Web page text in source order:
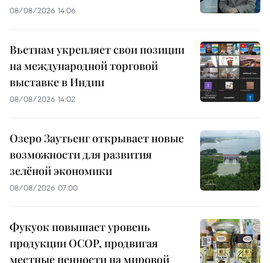
08/08/2026 14:06
Вьетнам укрепляет свои позиции
на международной торговой
выставке в Индии
08/08/2026 14:02
Озеро Заутьенг открывает новые
возможности для развития
зелёной экономики
08/08/2026 07:00
Фукуок повышает уровень
продукции OCOP, продвигая
местные ценности на мировой